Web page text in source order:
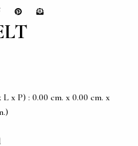
x P) : 0.00 cm. x 0.00 cm. x